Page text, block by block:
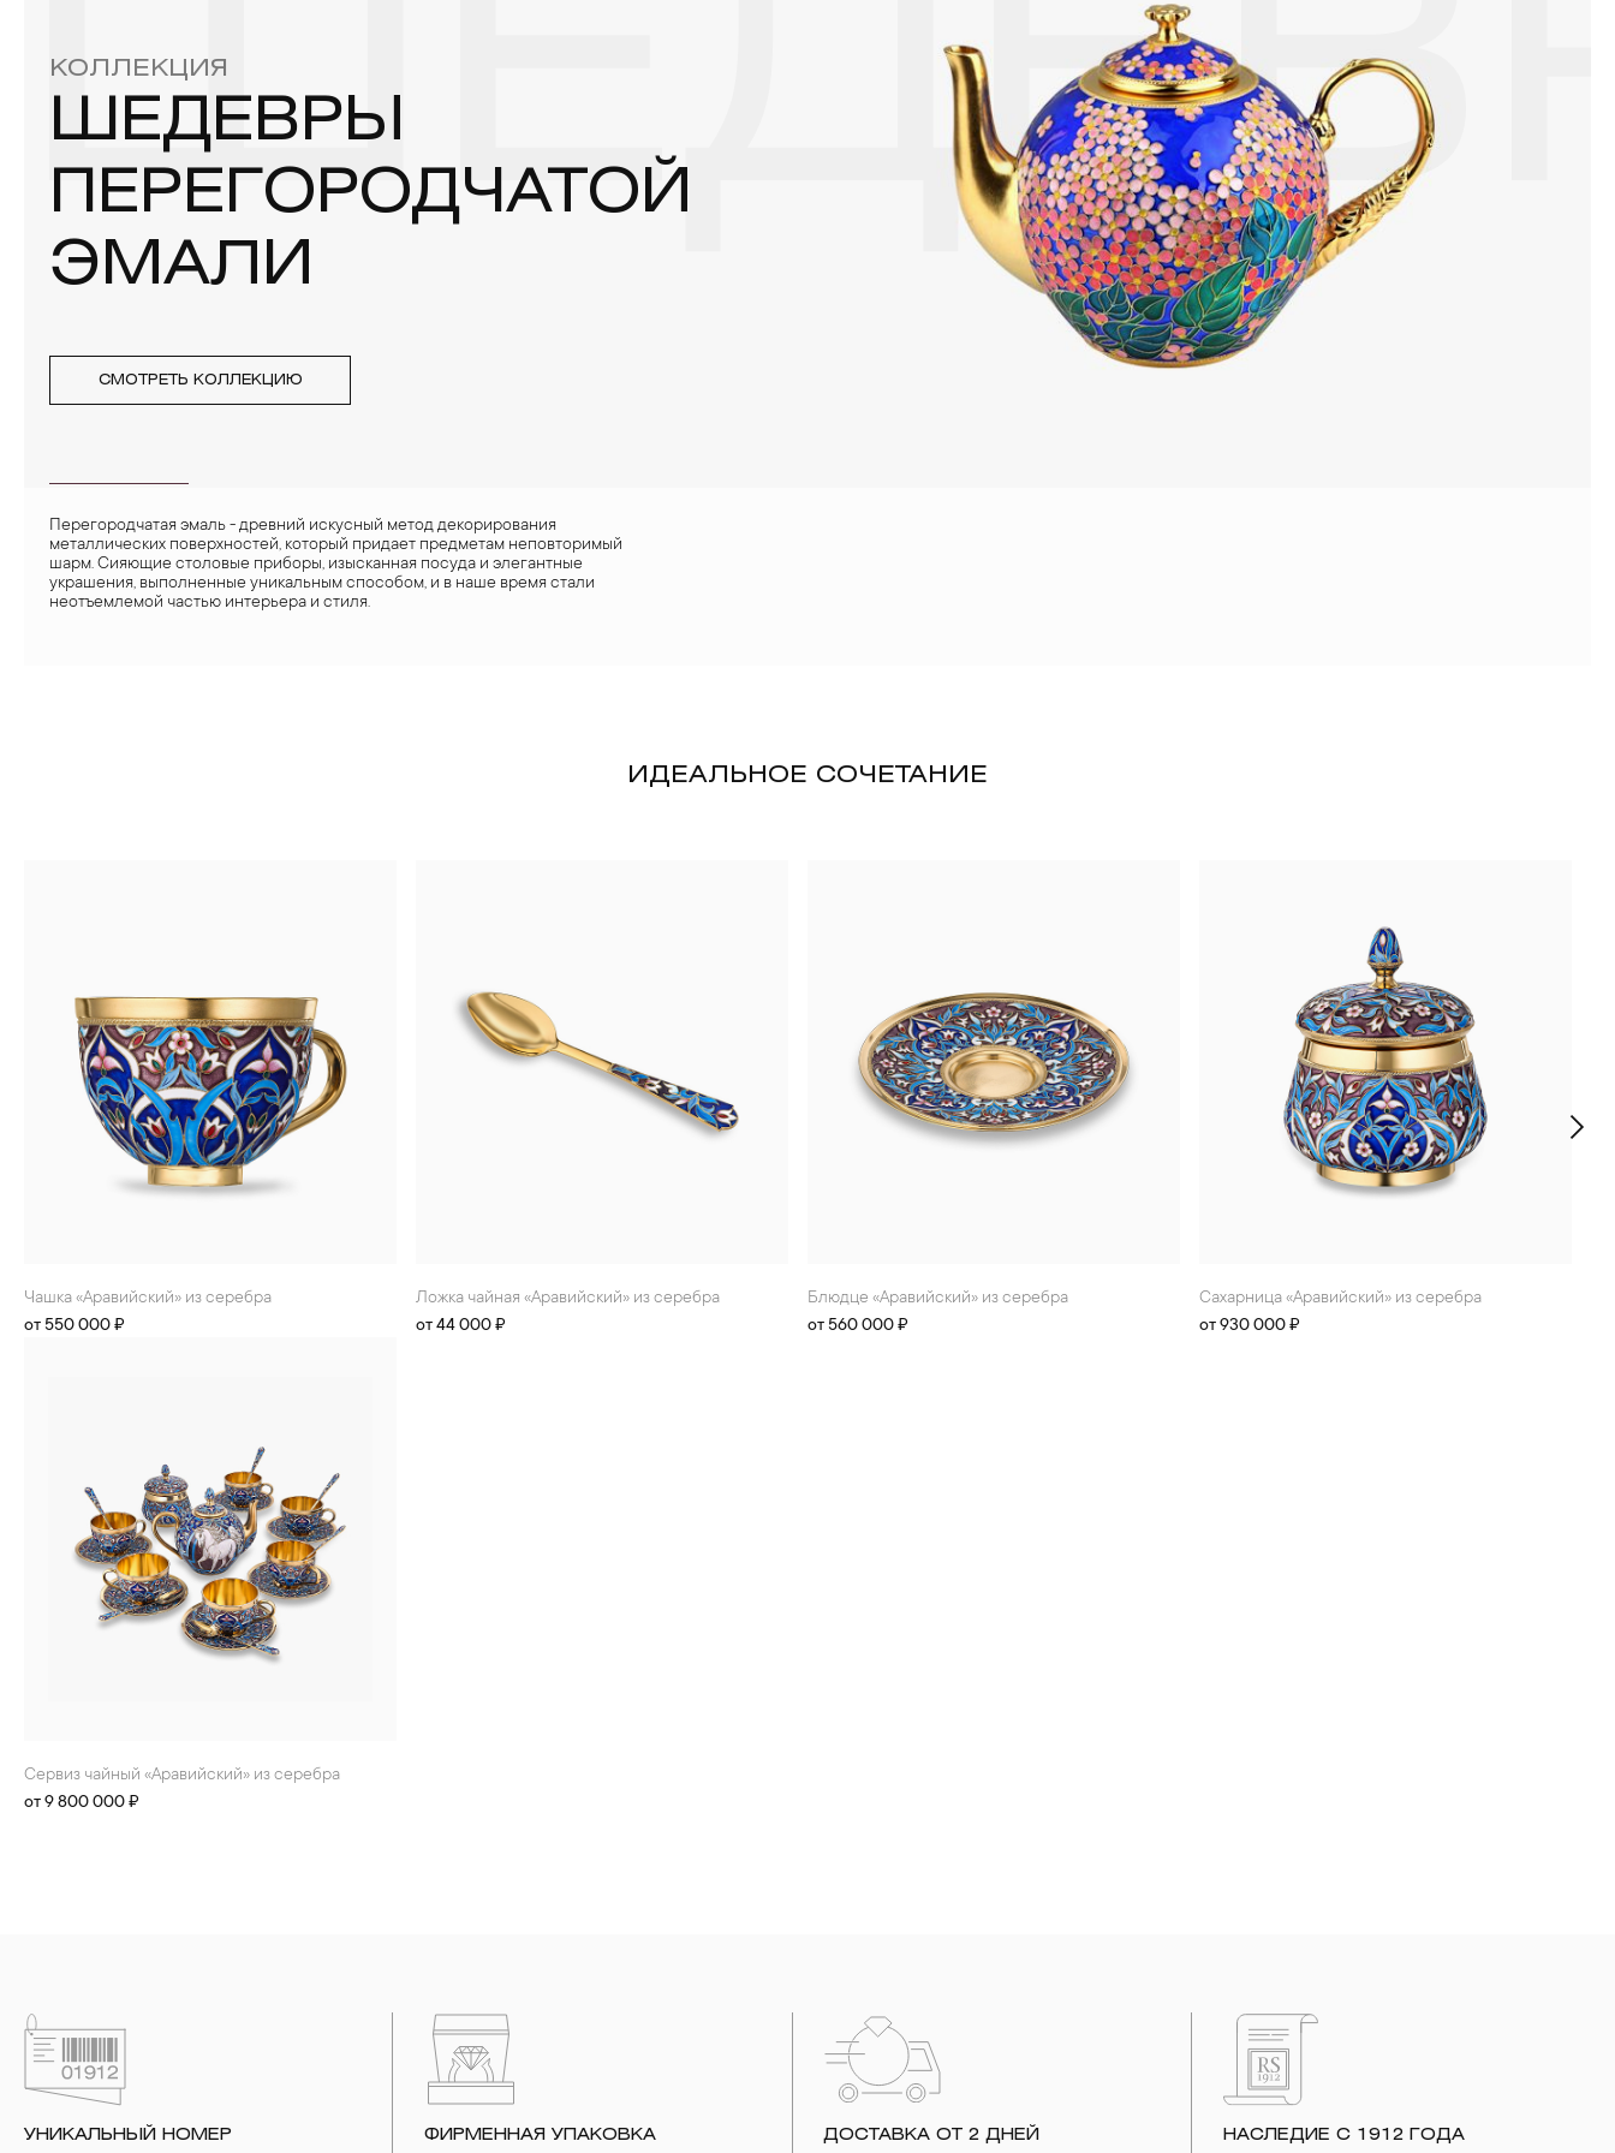
4. Специалисты обычно рекомендуют чистить украшения не реже одного раза в месяц, а также регулярно протирать их фланелевой или замшевой салфеткой.
КОЛЛЕКЦИЯ
ШЕДЕВРЫ
ПЕРЕГОРОДЧАТОЙ
ЭМАЛИ
СМОТРЕТЬ КОЛЛЕКЦИЮ
Перегородчатая эмаль - древний искусный метод декорирования
металлических поверхностей, который придает предметам неповторимый
шарм. Сияющие столовые приборы, изысканная посуда и элегантные
украшения, выполненные уникальным способом, и в наше время стали
неотъемлемой частью интерьера и стиля.
ИДЕАЛЬНОЕ СОЧЕТАНИЕ
Чашка «Аравийский» из серебра
от 550 000 ₽
Ложка чайная «Аравийский» из серебра
от 44 000 ₽
Блюдце «Аравийский» из серебра
от 560 000 ₽
Сахарница «Аравийский» из серебра
от 930 000 ₽
Сервиз чайный «Аравийский» из серебра
от 9 800 000 ₽
УНИКАЛЬНЫЙ НОМЕР ФИРМЕННАЯ УПАКОВКА ДОСТАВКА ОТ 2 ДНЕЙ НАСЛЕДИЕ С 1912 ГОДА